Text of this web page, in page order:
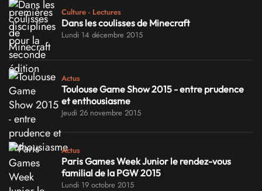
Culture - Lectures
Dans les coulisses de Minecraft
Lundi 14 décembre 2015
Actus
Toulouse Game Show 2015 - entre prudence
et enthousiasme
Jeudi 26 novembre 2015
Actus
Paris Games Week Junior le rendez-vous
familial de la PGW 2015
Lundi 19 octobre 2015